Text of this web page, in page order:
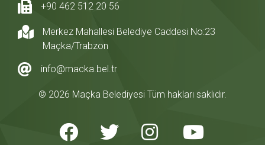
+90 462 512 20 56
Merkez Mahallesi Belediye Caddesi No:23
Maçka/Trabzon
info@macka.bel.tr
© 2026 Maçka Belediyesi Tüm hakları saklıdır.